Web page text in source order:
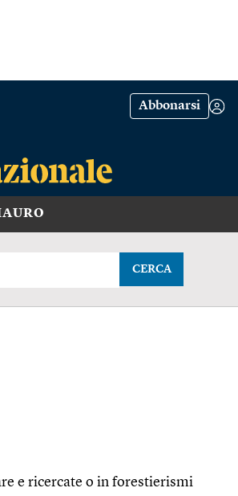
Abbonarsi
CERCA
e ricercate o in forestierismi